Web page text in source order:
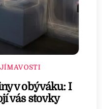
v obýváku: I
vás stovky